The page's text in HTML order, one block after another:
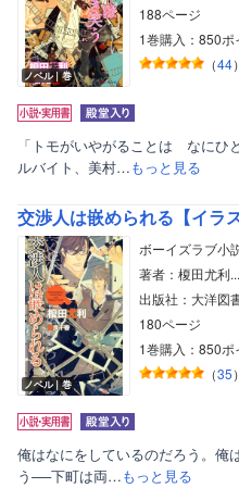
ノベル｜巻
188ページ
1巻購入：850ポ
（44）
「トモがいやがることは なにひ
ルバイト、美村…もっと見る
交渉人は嵌められる【イラ
ノベル｜巻
ボーイズラブ小
著者：榎田尤利
出版社：大洋図
180ページ
1巻購入：850ポ
（35）
俺はなにをしているのだろう。
う──下町は両…もっと見る